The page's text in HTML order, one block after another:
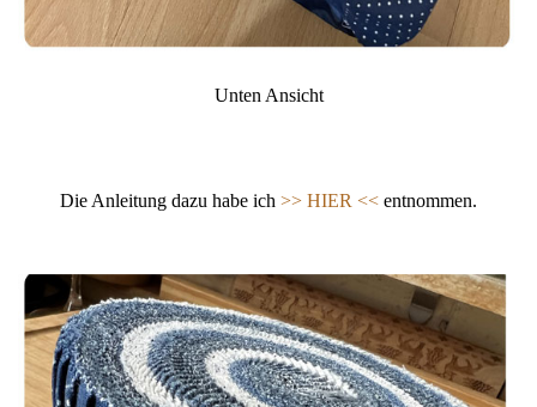
Unten Ansicht
Die Anleitung dazu habe ich >> HIER << entnommen.